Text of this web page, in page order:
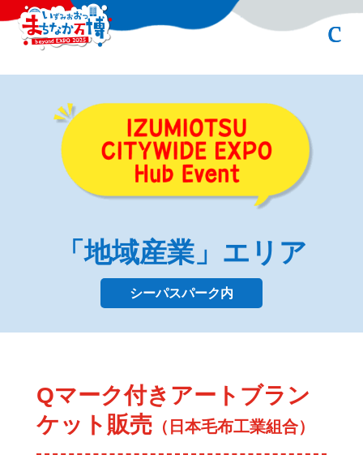
「地域産業」エリア
シーパスパーク内
Qマーク付きアートブラン
ケット販売（日本毛布工業組合）